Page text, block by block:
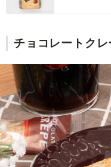
チョコレートク